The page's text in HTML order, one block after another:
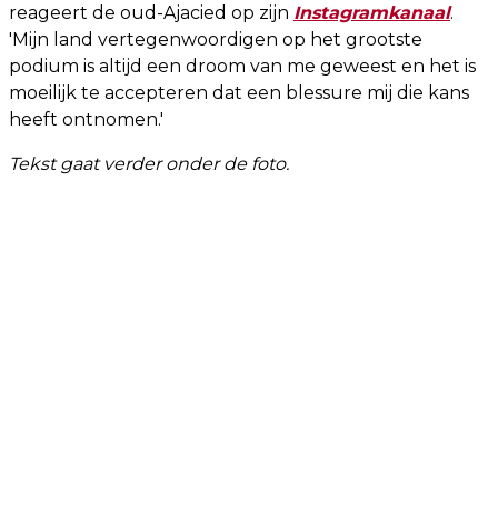
reageert de oud-Ajacied op zijn Instagramkanaal.
'Mijn land vertegenwoordigen op het grootste
podium is altijd een droom van me geweest en het is
moeilijk te accepteren dat een blessure mij die kans
heeft ontnomen.'
Tekst gaat verder onder de foto.